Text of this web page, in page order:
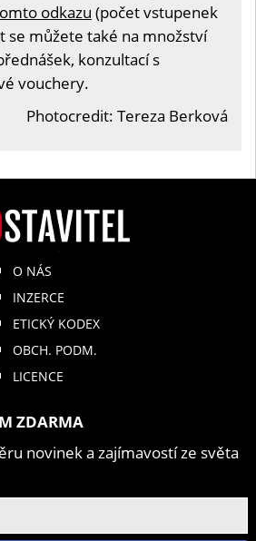
odkazu (počet vstupenek
se můžete také na množství
konzultací s
vouchery.
Photocredit: Tereza Berková
O NÁS
INZERCE
ETICKÝ KODEX
OBCH. PODM.
LICENCE
ZDARMA
novinek a zajímavostí ze světa